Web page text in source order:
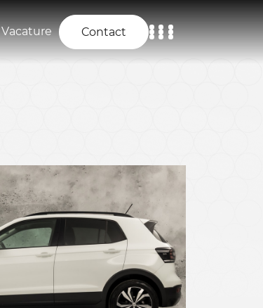
Vacature Contact
Diensten
Over ons
Vacature